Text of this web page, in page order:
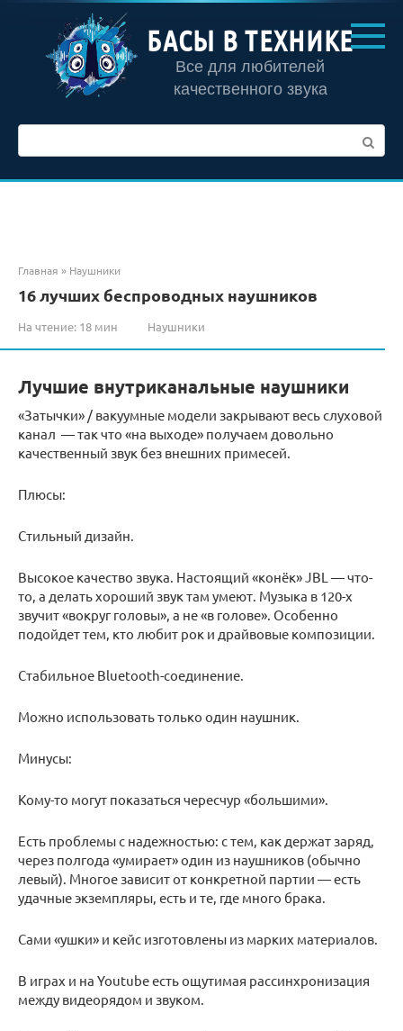
контенту
БАСЫ В ТЕХНИКЕ
Все для любителей
качественного звука
Главная » Наушники
16 лучших беспроводных наушников
На чтение: 18 мин Наушники
Лучшие внутриканальные наушники
«Затычки» / вакуумные модели закрывают весь слуховой
канал — так что «на выходе» получаем довольно
качественный звук без внешних примесей.
Плюсы:
Стильный дизайн.
Высокое качество звука. Настоящий «конёк» JBL — что-
то, а делать хороший звук там умеют. Музыка в 120-х
звучит «вокруг головы», а не «в голове». Особенно
подойдет тем, кто любит рок и драйвовые композиции.
Стабильное Bluetooth-соединение.
Можно использовать только один наушник.
Минусы:
Кому-то могут показаться чересчур «большими».
Есть проблемы с надежностью: с тем, как держат заряд,
через полгода «умирает» один из наушников (обычно
левый). Многое зависит от конкретной партии — есть
удачные экземпляры, есть и те, где много брака.
Сами «ушки» и кейс изготовлены из марких материалов.
В играх и на Youtube есть ощутимая рассинхронизация
между видеорядом и звуком.